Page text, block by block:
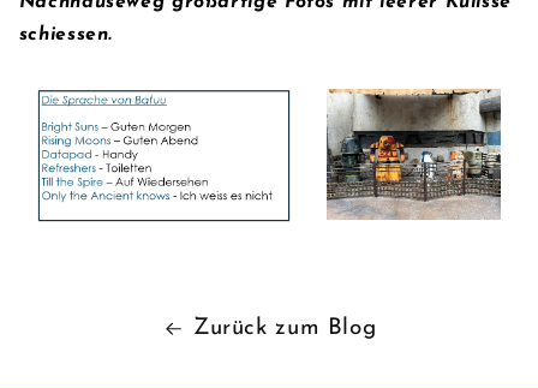
schiessen.
Zurück zum Blog